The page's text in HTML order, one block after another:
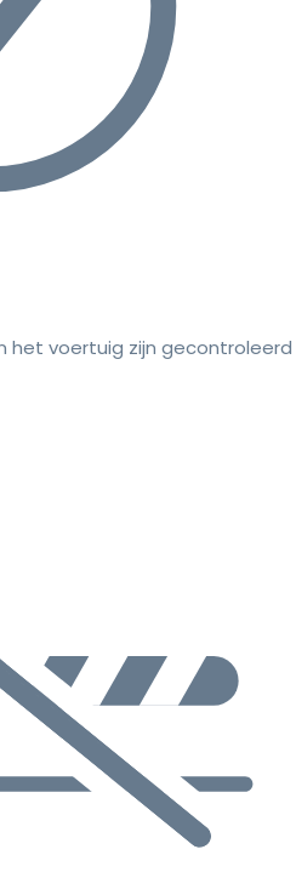
het voertuig zijn gecontroleerd